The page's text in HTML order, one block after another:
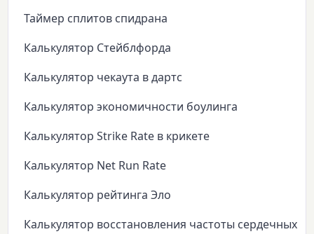
Таймер сплитов спидрана
Калькулятор Стейблфорда
Калькулятор чекаута в дартс
Калькулятор экономичности боулинга
Калькулятор Strike Rate в крикете
Калькулятор Net Run Rate
Калькулятор рейтинга Эло
Калькулятор восстановления частоты сердечных